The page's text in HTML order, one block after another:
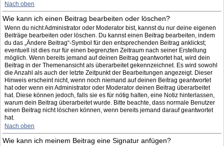
Nach oben
Wie kann ich einen Beitrag bearbeiten oder löschen?
Wenn du nicht Administrator oder Moderator bist, kannst du nur deine eigenen
Beiträge bearbeiten oder löschen. Du kannst einen Beitrag bearbeiten, indem
du das „Ändere Beitrag“-Symbol für den entsprechenden Beitrag anklickst;
eventuell ist dies nur für einen begrenzten Zeitraum nach seiner Erstellung
möglich. Wenn bereits jemand auf deinen Beitrag geantwortet hat, wird dein
Beitrag in der Themenansicht als überarbeitet gekennzeichnet. Es wird sowohl
die Anzahl als auch der letzte Zeitpunkt der Bearbeitungen angezeigt. Dieser
Hinweis erscheint nicht, wenn noch niemand auf deinen Beitrag geantwortet
hat oder wenn ein Administrator oder Moderator deinen Beitrag überarbeitet
hat. Diese können jedoch, falls sie es für nötig halten, eine Notiz hinterlassen,
warum dein Beitrag überarbeitet wurde. Bitte beachte, dass normale Benutzer
einen Beitrag nicht löschen können, wenn bereits jemand darauf geantwortet
hat.
Nach oben
Wie kann ich meinem Beitrag eine Signatur anfügen?